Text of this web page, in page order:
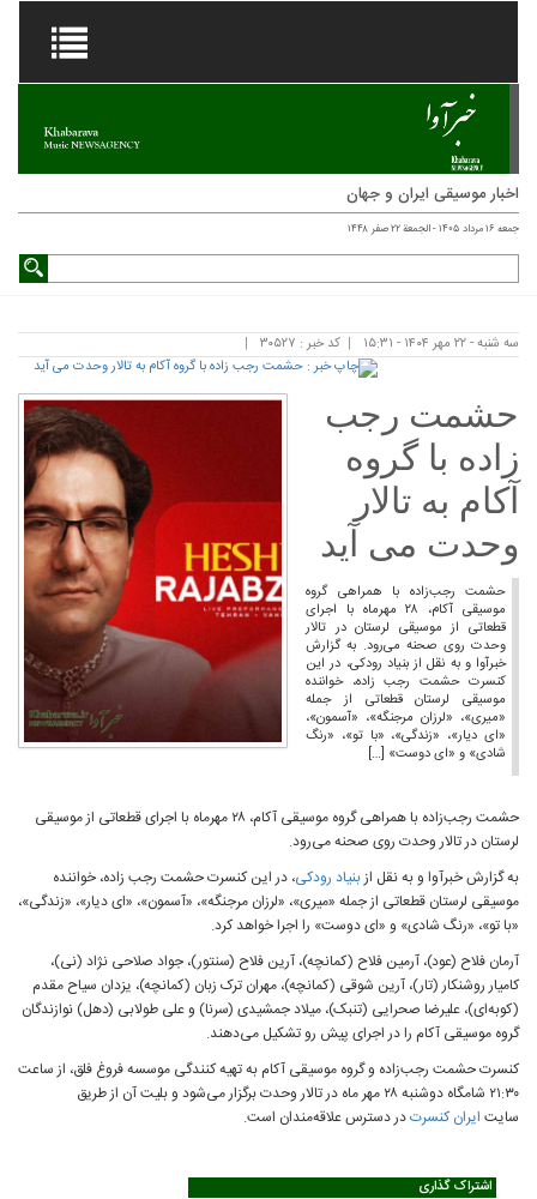
اخبار موسیقی ایران و جهان
جمعه ۱۶ مرداد ۱۴۰۵ - الجمعة ۲۲ صفر ۱۴۴۸
سه شنبه - ۲۲ مهر ۱۴۰۴ - ۱۵:۳۱ کد خبر : ۳۰۵۲۷
حشمت رجب‌
زاده با گروه
آکام به تالار
وحدت می آید
حشمت رجب‌زاده با همراهی گروه
موسیقی آکام، ۲۸ مهرماه با اجرای
قطعاتی از موسیقی لرستان در تالار
وحدت روی صحنه می‌رود. به گزارش
خبرآوا و به نقل از بنیاد رودکی، در این
کنسرت حشمت رجب زاده، خواننده
موسیقی لرستان قطعاتی از جمله
«میری»، «لرزان مرجنگه»، «آسمون»،
«ای دیار»، «زندگی»، «با تو»، «رنگ
شادی» و «ای دوست» […]
حشمت رجب‌زاده با همراهی گروه موسیقی آکام، ۲۸ مهرماه با اجرای قطعاتی از موسیقی
لرستان در تالار وحدت روی صحنه می‌رود.
به گزارش خبرآوا و به نقل ازبنیاد رودکی، در این کنسرت حشمت رجب زاده، خواننده
موسیقی لرستان قطعاتی از جمله «میری»، «لرزان مرجنگه»، «آسمون»، «ای دیار»، «زندگی»،
«با تو»، «رنگ شادی» و «ای دوست» را اجرا خواهد کرد.
آرمان فلاح (عود)، آرمین فلاح (کمانچه)، آرین فلاح (سنتور)، جواد صلاحی نژاد (نی)،
کامیار روشنکار (تار)، آرین شوقی (کمانچه)، مهران ترک زبان (کمانچه)، یزدان سیاح مقدم
(کوبه‌ای)، علیرضا صحرایی (تنبک)، میلاد جمشیدی (سرنا) و علی طولابی (دهل) نوازندگان
گروه موسیقی آکام را در اجرای پیش رو تشکیل می‌دهند.
کنسرت حشمت رجب‌زاده و گروه موسیقی آکام به تهیه کنندگی موسسه فروغ فلق، از ساعت
۲۱:۳۰ شامگاه دوشنبه ۲۸ مهر ماه در تالار وحدت برگزار می‌شود و بلیت آن از طریق
سایت ایران‌ کنسرتدر دسترس علاقه‌مندان است.
اشتراک گذاری